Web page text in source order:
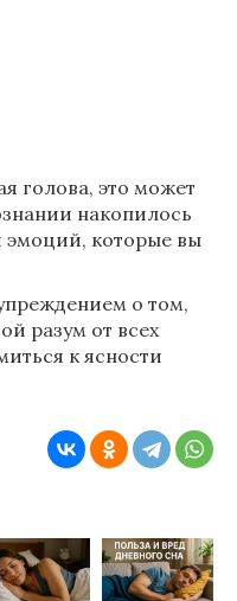
голова, это может
накопилось
эмоций, которые вы
о том,
разум от всех
к ясности